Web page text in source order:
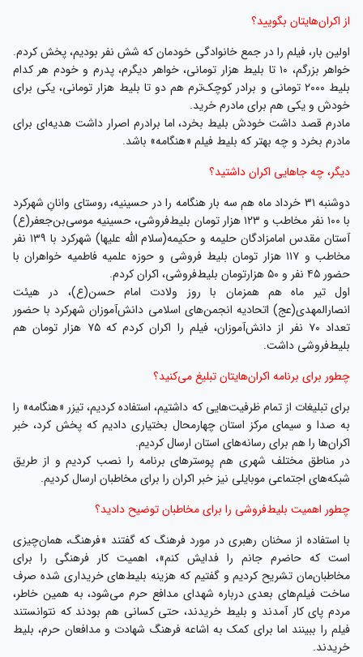
از اکران‌هایتان بگویید؟
اولین بار، فیلم را در جمع خانوادگی خودمان که شش نفر بودیم، پخش کردم.
خواهر بزرگم، ۱۰ تا بلیط هزار تومانی، خواهر دیگرم، پدرم و خودم هر کدام
بلیط ۲۰۰۰ تومانی و برادر کوچک‌ترم هم دو تا بلیط هزار تومانی، یکی برای
خودش و یکی هم برای مادرم خرید.
مادرم قصد داشت خودش بلیط بخرد، اما برادرم اصرار داشت هدیه‌ای برای
مادرم بخرد و چه بهتر که بلیط فیلم «هنگامه» باشد.
دیگر، چه جاهایی اکران داشتید؟
دوشنبه ۳۱ خرداد ماه هم سه بار هنگامه را در حسینیه، روستای وانانِ شهرکرد
با ۱۰۰ نفر مخاطب و ۱۲۳ هزار تومان بلیط‌فروشی، حسینیه موسی‌بن‌جعفر(ع)
آستان مقدس امامزادگان حلیمه و حکیمه(سلام الله علیها) شهرکرد با ۱۳۹ نفر
مخاطب و ۱۱۷ هزار تومان بلیط فروشی و حوزه علمیه فاطمیه خواهران با
حضور ۴۵ نفر و ۵۰ هزارتومان بلیط‌فروشی، اکران کردم.
اول تیر ماه هم همزمان با روز ولادت امام حسن(ع)، در هیئت
انصارالمهدی(عج) اتحادیه انجمن‌های اسلامی دانش‌آموزان شهرکرد با حضور
تعداد ۷۰ نفر از دانش‌آموزان، فیلم را اکران کردم که ۷۵ هزار تومان هم
بلیط‌فروشی داشت.
چطور برای برنامه اکران‌هایتان تبلیغ می‌کنید؟
برای تبلیغات از تمام ظرفیت‌هایی که داشتیم، استفاده کردیم، تیزر «هنگامه» را
به صدا و سیمای مرکز استان چهارمحال بختیاری دادیم که پخش کرد، خبر
اکران‌ها را هم برای رسانه‌های استان ارسال کردیم.
در مناطق مختلف شهری هم پوستر‌های برنامه را نصب کردیم و از طریق
شبکه‌های اجتماعی موبایلی نیز خبر اکران را برای مخاطبان ارسال کردیم.
چطور اهمیت بلیط‌فروشی را برای مخاطبان توضیح دادید؟
با استفاده از سخنان رهبری در مورد فرهنگ که گفتند «فرهنگ، همان‌چیزی
است که حاضرم جانم را فدایش کنم»، اهمیت کار فرهنگی را برای
مخاطبان‌مان تشریح کردیم و گفتیم که هزینه بلیط‌های خریداری شده صرف
ساخت‌ فیلم‌های بعدی درباره شهدای مدافع حرم می‌شود، به همین خاطر،
مردم پای کار آمدند و بلیط خریدند، حتی کسانی هم بودند که نتوانستند
فیلم را ببینند اما برای کمک به اشاعه فرهنگ شهادت و مدافعان حرم، بلیط
خریدند.